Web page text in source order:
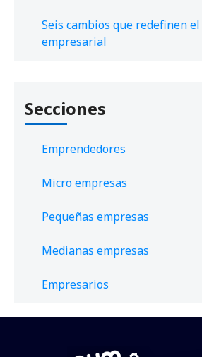
Seis cambios que redefinen
empresarial
Secciones
Emprendedores
Micro empresas
Pequeñas empresas
Medianas empresas
Empresarios